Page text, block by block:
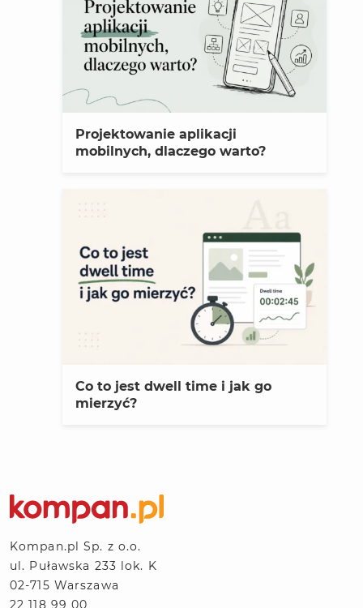
Projektowanie aplikacji
mobilnych, dlaczego warto?
Co to jest dwell time i jak go
mierzyć?
Kompan.pl Sp. z o.o.
ul. Puławska 233 lok. K
02-715 Warszawa
22 118 99 00